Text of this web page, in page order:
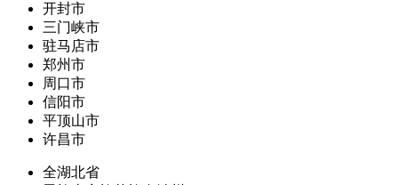
开封市
三门峡市
驻马店市
郑州市
周口市
信阳市
平顶山市
许昌市
全湖北省